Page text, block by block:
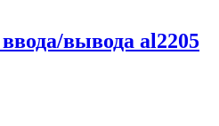
вывода al2205